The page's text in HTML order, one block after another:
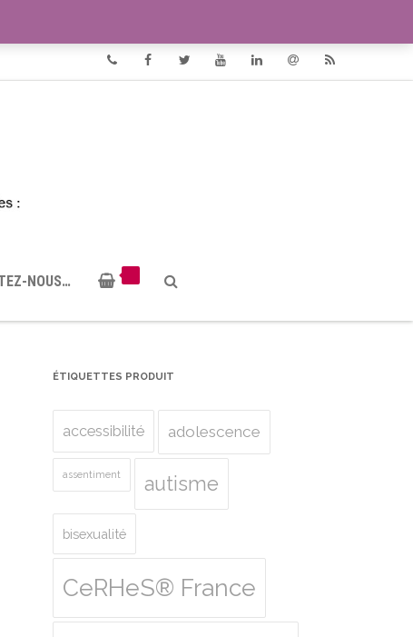
NOUS…
ÉTIQUETTES PRODUIT
accessibilité adolescence
assentiment autisme
bisexualité
CeRHeS® France